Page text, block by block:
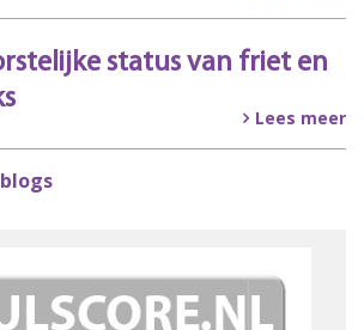
status van friet en
Lees meer